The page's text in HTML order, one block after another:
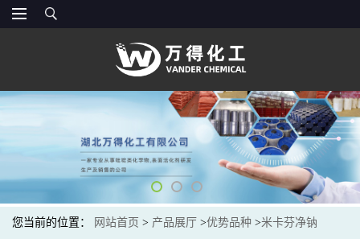
您当前的位置： 网站首页 > 产品展厅 >优势品种 >米卡芬净钠